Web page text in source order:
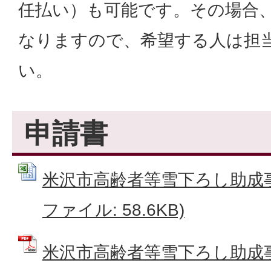
任払い）も可能です。その場合
なりますので、希望する人は担
い。
申請書
米沢市高齢者等雪下ろし助成
ファイル: 58.6KB)
米沢市高齢者等雪下ろし助成